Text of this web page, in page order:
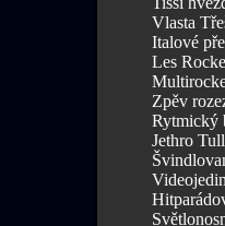
Vlasta
Italové
Les
Zpěv
Rytmický
Jethro